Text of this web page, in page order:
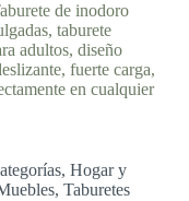
de inodoro
taburete
adultos, diseño
fuerte carga,
en cualquier
, Hogar y
, Taburetes